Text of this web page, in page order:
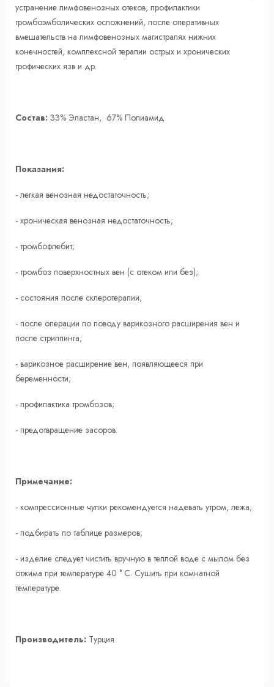
устранение лимфовенозных отеков, профилактики
тромбоэмболических осложнений, после оперативных
вмешательств на лимфовенозных магистралях нижних
конечностей, комплексной терапии острых и хронических
трофических язв и др.
Состав: 33% Эластан, 67% Полиамид
Показания:
- легкая венозная недостаточность;
- хроническая венозная недостаточность;
- тромбофлебит;
- тромбоз поверхностных вен (с отеком или без);
- состояния после склеротерапии;
- после операции по поводу варикозного расширения вен и
после стриппинга;
- варикозное расширение вен, появляющееся при
беременности;
- профилактика тромбозов;
- предотвращение засоров.
Примечание:
- компрессионные чулки рекомендуется надевать утром, лежа;
- подбирать по таблице размеров;
- изделие следует чистить вручную в теплой воде с мылом без
отжима при температуре 40 ° C. Сушить при комнатной
температуре.
Производитель: Турция